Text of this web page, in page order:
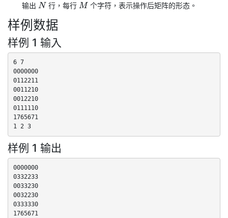
输出 N 行，每行 M 个字符，表示操作后矩阵的形态。
样例数据
样例 1 输入
6 7
0000000
0112211
0011210
0012210
0111110
1765671
1 2 3
样例 1 输出
0000000
0332233
0033230
0032230
0333330
1765671